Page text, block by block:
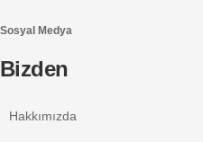
Sosyal Medya
Bizden
Hakkımızda